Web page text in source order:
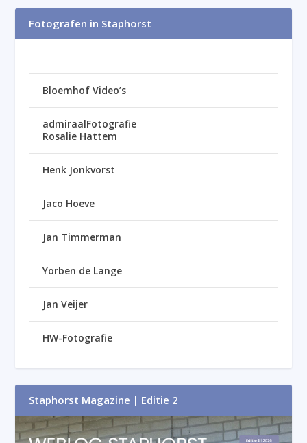
Fotografen in Staphorst
Bloemhof Video’s
admiraalFotografie
Rosalie Hattem
Henk Jonkvorst
Jaco Hoeve
Jan Timmerman
Yorben de Lange
Jan Veijer
HW-Fotografie
Staphorst Magazine | Editie 2